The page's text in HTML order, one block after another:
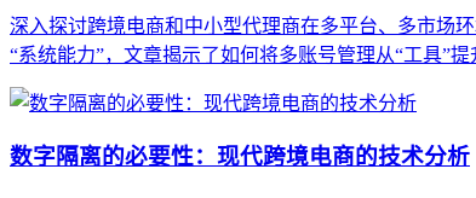
深入探讨跨境电商和中小型代理商在多平台、多市场
“系统能力”，文章揭示了如何将多账号管理从“工具”
数字隔离的必要性：现代跨境电商的技术分析